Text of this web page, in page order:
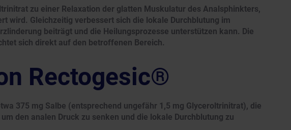
zu einer Relaxation der glatten Muskulatur des Analsphinkters,
wird. Gleichzeitig verbessert sich die lokale Durchblutung im
beiträgt und die Heilungsprozesse unterstützen kann. Die
sich direkt auf den betroffenen Bereich.
Rectogesic®
375 mg Salbe (entsprechend ungefähr 1,5 mg Glyceroltrinitrat), die
den analen Druck zu senken und die lokale Durchblutung zu